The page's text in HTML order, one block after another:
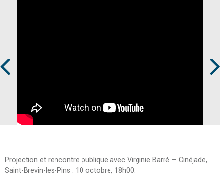
Projection et rencontre publique avec Virginie Barré — Cinéjade,
Saint-Brevin-les-Pins : 10 octobre, 18h00.